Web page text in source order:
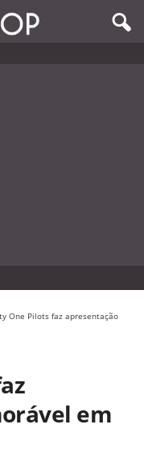
One Pilots faz apresentação
em